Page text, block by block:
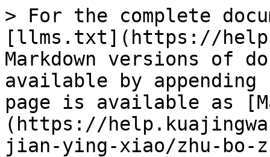
> For the complete
[llms.txt](https://
Markdown versions of
available by
page is available as
(https://
jian-ying-xiao/zhu-bo-